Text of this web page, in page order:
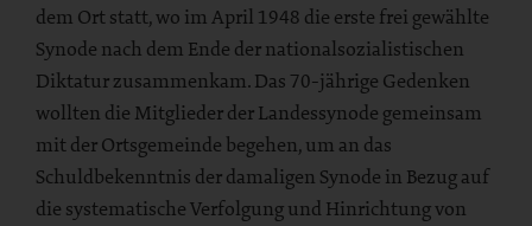
dem Ort statt, wo im April 1948 die erste frei gewählte
Synode nach dem Ende der nationalsozialistischen
Diktatur zusammenkam. Das 70-jährige Gedenken
wollten die Mitglieder der Landessynode gemeinsam
mit der Ortsgemeinde begehen, um an das
Schuldbekenntnis der damaligen Synode in Bezug auf
die systematische Verfolgung und Hinrichtung von